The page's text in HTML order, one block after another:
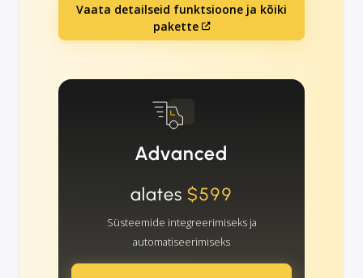
Vaata detailseid funktsioone ja kõiki
pakette
Advanced
alates $599
Süsteemide integreerimiseks ja
automatiseerimiseks